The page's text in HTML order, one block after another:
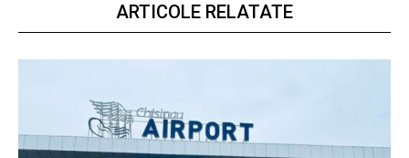
ARTICOLE RELATATE